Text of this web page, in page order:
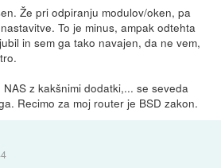
Že pri odpiranju modulov/oken, pa
To je minus, ampak odtehta
in sem ga tako navajen, da ne vem,
z kakšnimi dodatki,... se seveda
Recimo za moj router je BSD zakon.